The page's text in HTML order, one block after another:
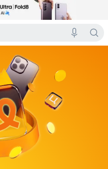
на покупки в інтернет-магазині